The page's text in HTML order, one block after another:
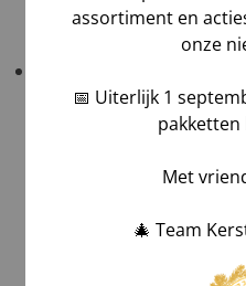
altijd grondigin het
Tel aantallen,
Check zichtbare
Laat afwijkingen
op de kopie van de
Teken voor
assortiment en
onze
📅 Uiterlijk 1
pakketten
Met
🎄 Team